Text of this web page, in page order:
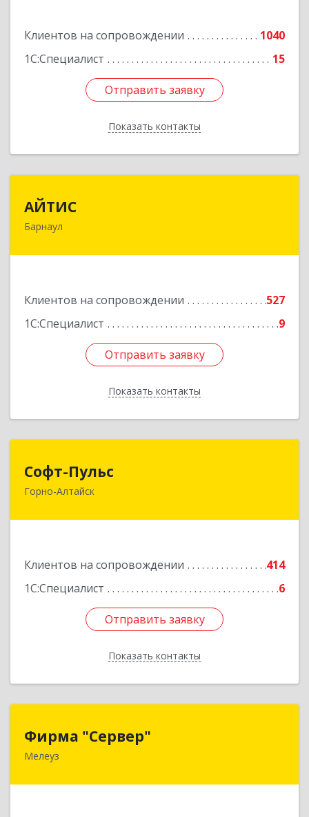
Клиентов на сопровождении
1040
1С:Специалист
15
Отправить заявку
Показать контакты
Отправить заявку
Назад
АЙТИС
Барнаул
Клиентов на сопровождении
527
1С:Специалист
9
Отправить заявку
Показать контакты
656067, Алтайский край, Барнаул г, Взлетная ул,
Отправить заявку
Назад
Софт-Пульс
Горно-Алтайск
Клиентов на сопровождении
414
1С:Специалист
6
Отправить заявку
Показать контакты
649006, Алтай Респ, Горно-Алтайск г,
Отправить заявку
Назад
Фирма "Сервер"
Мелеуз
453852, Башкортостан Респ, Мелеузовский р-н,